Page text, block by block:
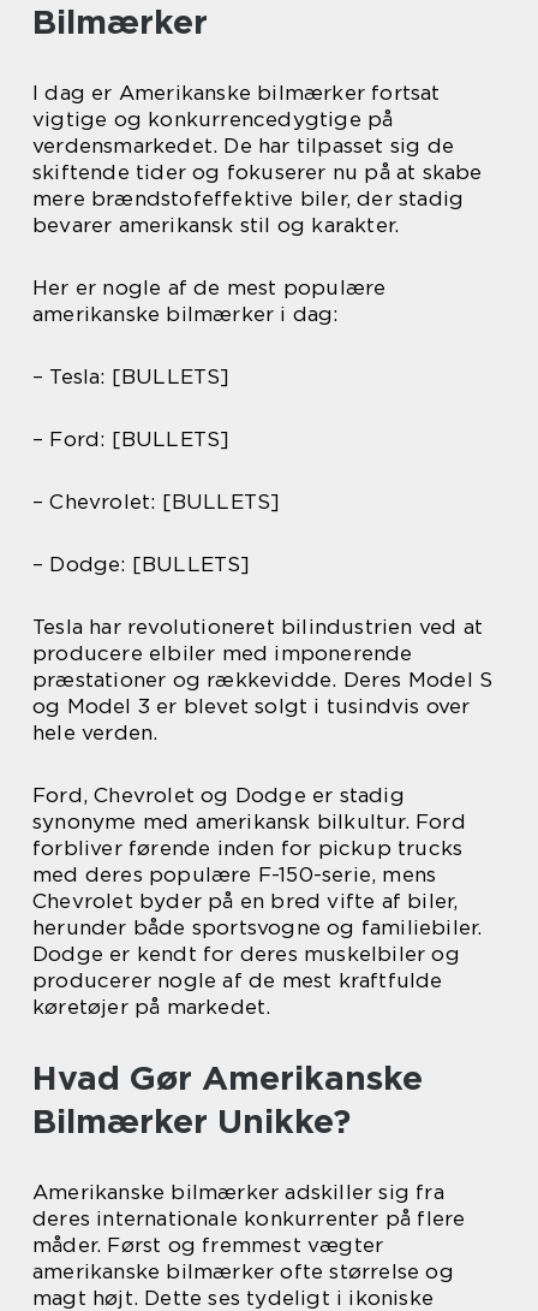
Bilmærker
I dag er Amerikanske bilmærker fortsat
vigtige og konkurrencedygtige på
verdensmarkedet. De har tilpasset sig de
skiftende tider og fokuserer nu på at skabe
mere brændstofeffektive biler, der stadig
bevarer amerikansk stil og karakter.
Her er nogle af de mest populære
amerikanske bilmærker i dag:
– Tesla: [BULLETS]
– Ford: [BULLETS]
– Chevrolet: [BULLETS]
– Dodge: [BULLETS]
Tesla har revolutioneret bilindustrien ved at
producere elbiler med imponerende
præstationer og rækkevidde. Deres Model S
og Model 3 er blevet solgt i tusindvis over
hele verden.
Ford, Chevrolet og Dodge er stadig
synonyme med amerikansk bilkultur. Ford
forbliver førende inden for pickup trucks
med deres populære F-150-serie, mens
Chevrolet byder på en bred vifte af biler,
herunder både sportsvogne og familiebiler.
Dodge er kendt for deres muskelbiler og
producerer nogle af de mest kraftfulde
køretøjer på markedet.
Hvad Gør Amerikanske
Bilmærker Unikke?
Amerikanske bilmærker adskiller sig fra
deres internationale konkurrenter på flere
måder. Først og fremmest vægter
amerikanske bilmærker ofte størrelse og
magt højt. Dette ses tydeligt i ikoniske